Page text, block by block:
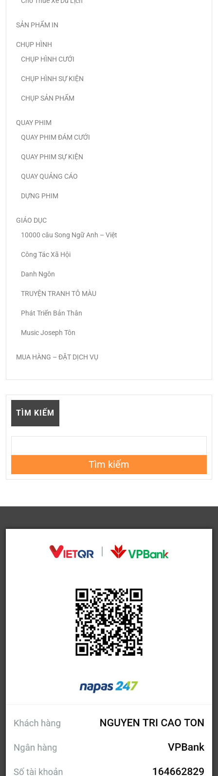
SẢN PHẨM IN
CHỤP HÌNH
CHỤP HÌNH CƯỚI
CHỤP HÌNH SỰ KIỆN
CHỤP SẢN PHẨM
QUAY PHIM
QUAY PHIM ĐÁM CƯỚI
QUAY PHIM SỰ KIỆN
QUAY QUẢNG CÁO
DỰNG PHIM
GIÁO DỤC
10000 câu Song Ngữ Anh – Việt
Công Tác Xã Hội
Danh Ngôn
TRUYỆN TRANH TÔ MÀU
Phát Triển Bản Thân
Music Joseph Tôn
MUA HÀNG – ĐẶT DỊCH VỤ
TÌM KIẾM
Tìm kiếm